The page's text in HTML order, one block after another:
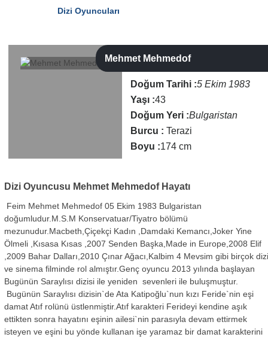
Dizi Oyuncuları
Mehmet Mehmedof
Doğum Tarihi :5 Ekim 1983
Yaşı :43
Doğum Yeri :Bulgaristan
Burcu : Terazi
Boyu :174 cm
Dizi Oyuncusu Mehmet Mehmedof Hayatı
Feim Mehmet Mehmedof 05 Ekim 1983 Bulgaristan
doğumludur.M.S.M Konservatuar/Tiyatro bölümü
mezunudur.Macbeth,Çiçekçi Kadın ,Damdaki Kemancı,Joker Yine
Ölmeli ,Kısasa Kısas ,2007 Senden Başka,Made in Europe,2008 Elif
,2009 Bahar Dalları,2010 Çınar Ağacı,Kalbim 4 Mevsim gibi birçok
ve sinema filminde rol almıştır.Genç oyuncu 2013 yılında başlayan
Bugünün Saraylısı dizisi ile yeniden sevenleri ile buluşmuştur.
Bugünün Saraylısı dizisin`de Ata Katipoğlu`nun kızı Feride`nin eşi
damat Atıf rolünü üstlenmiştir.Atıf karakteri Ferideyi kendine aşık
ettikten sonra hayatını eşinin ailesi`nin parasıyla devam ettirmek
isteyen ve eşini bu yönde kullanan işe yaramaz bir damat karakterini